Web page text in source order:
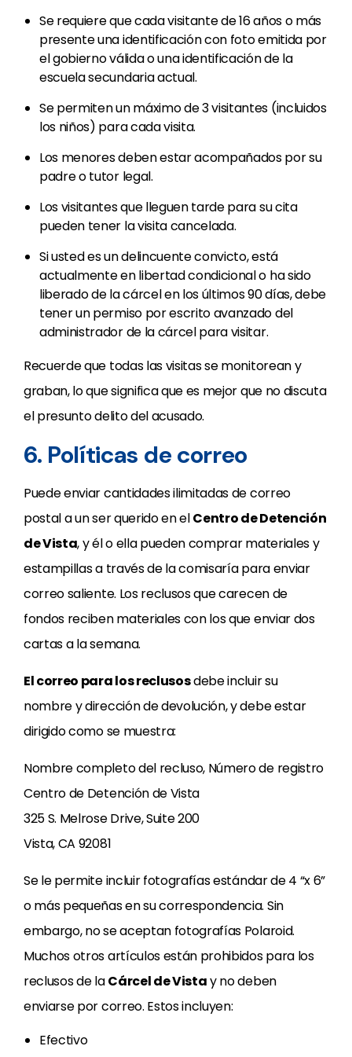
Se requiere que cada visitante de 16 años o más
presente una identificación con foto emitida por
el gobierno válida o una identificación de la
escuela secundaria actual.
Se permiten un máximo de 3 visitantes (incluidos
los niños) para cada visita.
Los menores deben estar acompañados por su
padre o tutor legal.
Los visitantes que lleguen tarde para su cita
pueden tener la visita cancelada.
Si usted es un delincuente convicto, está
actualmente en libertad condicional o ha sido
liberado de la cárcel en los últimos 90 días, debe
tener un permiso por escrito avanzado del
administrador de la cárcel para visitar.
Recuerde que todas las visitas se monitorean y
graban, lo que significa que es mejor que no discuta
el presunto delito del acusado.
6. Políticas de correo
Puede enviar cantidades ilimitadas de correo
postal a un ser querido en elCentro de Detención
de Vista, y él o ella pueden comprar materiales y
estampillas a través de la comisaría para enviar
correo saliente. Los reclusos que carecen de
fondos reciben materiales con los que enviar dos
cartas a la semana.
El correo para los reclusosdebe incluir su
nombre y dirección de devolución, y debe estar
dirigido como se muestra:
Nombre completo del recluso, Número de registro
Centro de Detención de Vista
325 S. Melrose Drive, Suite 200
Vista, CA 92081
Se le permite incluir fotografías estándar de 4 “x 6”
o más pequeñas en su correspondencia. Sin
embargo, no se aceptan fotografías Polaroid.
Muchos otros artículos están prohibidos para los
reclusos de laCárcel de Vistay no deben
enviarse por correo. Estos incluyen:
Efectivo